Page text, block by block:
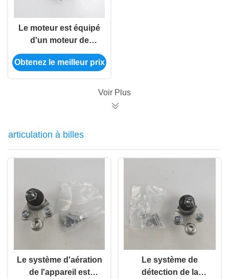
Le moteur est équipé
d'un moteur de
commande à
commande
Obtenez le meilleur prix
Voir Plus
articulation à billes
Le système d'aération
de l'appareil est
Le système de
détection de la